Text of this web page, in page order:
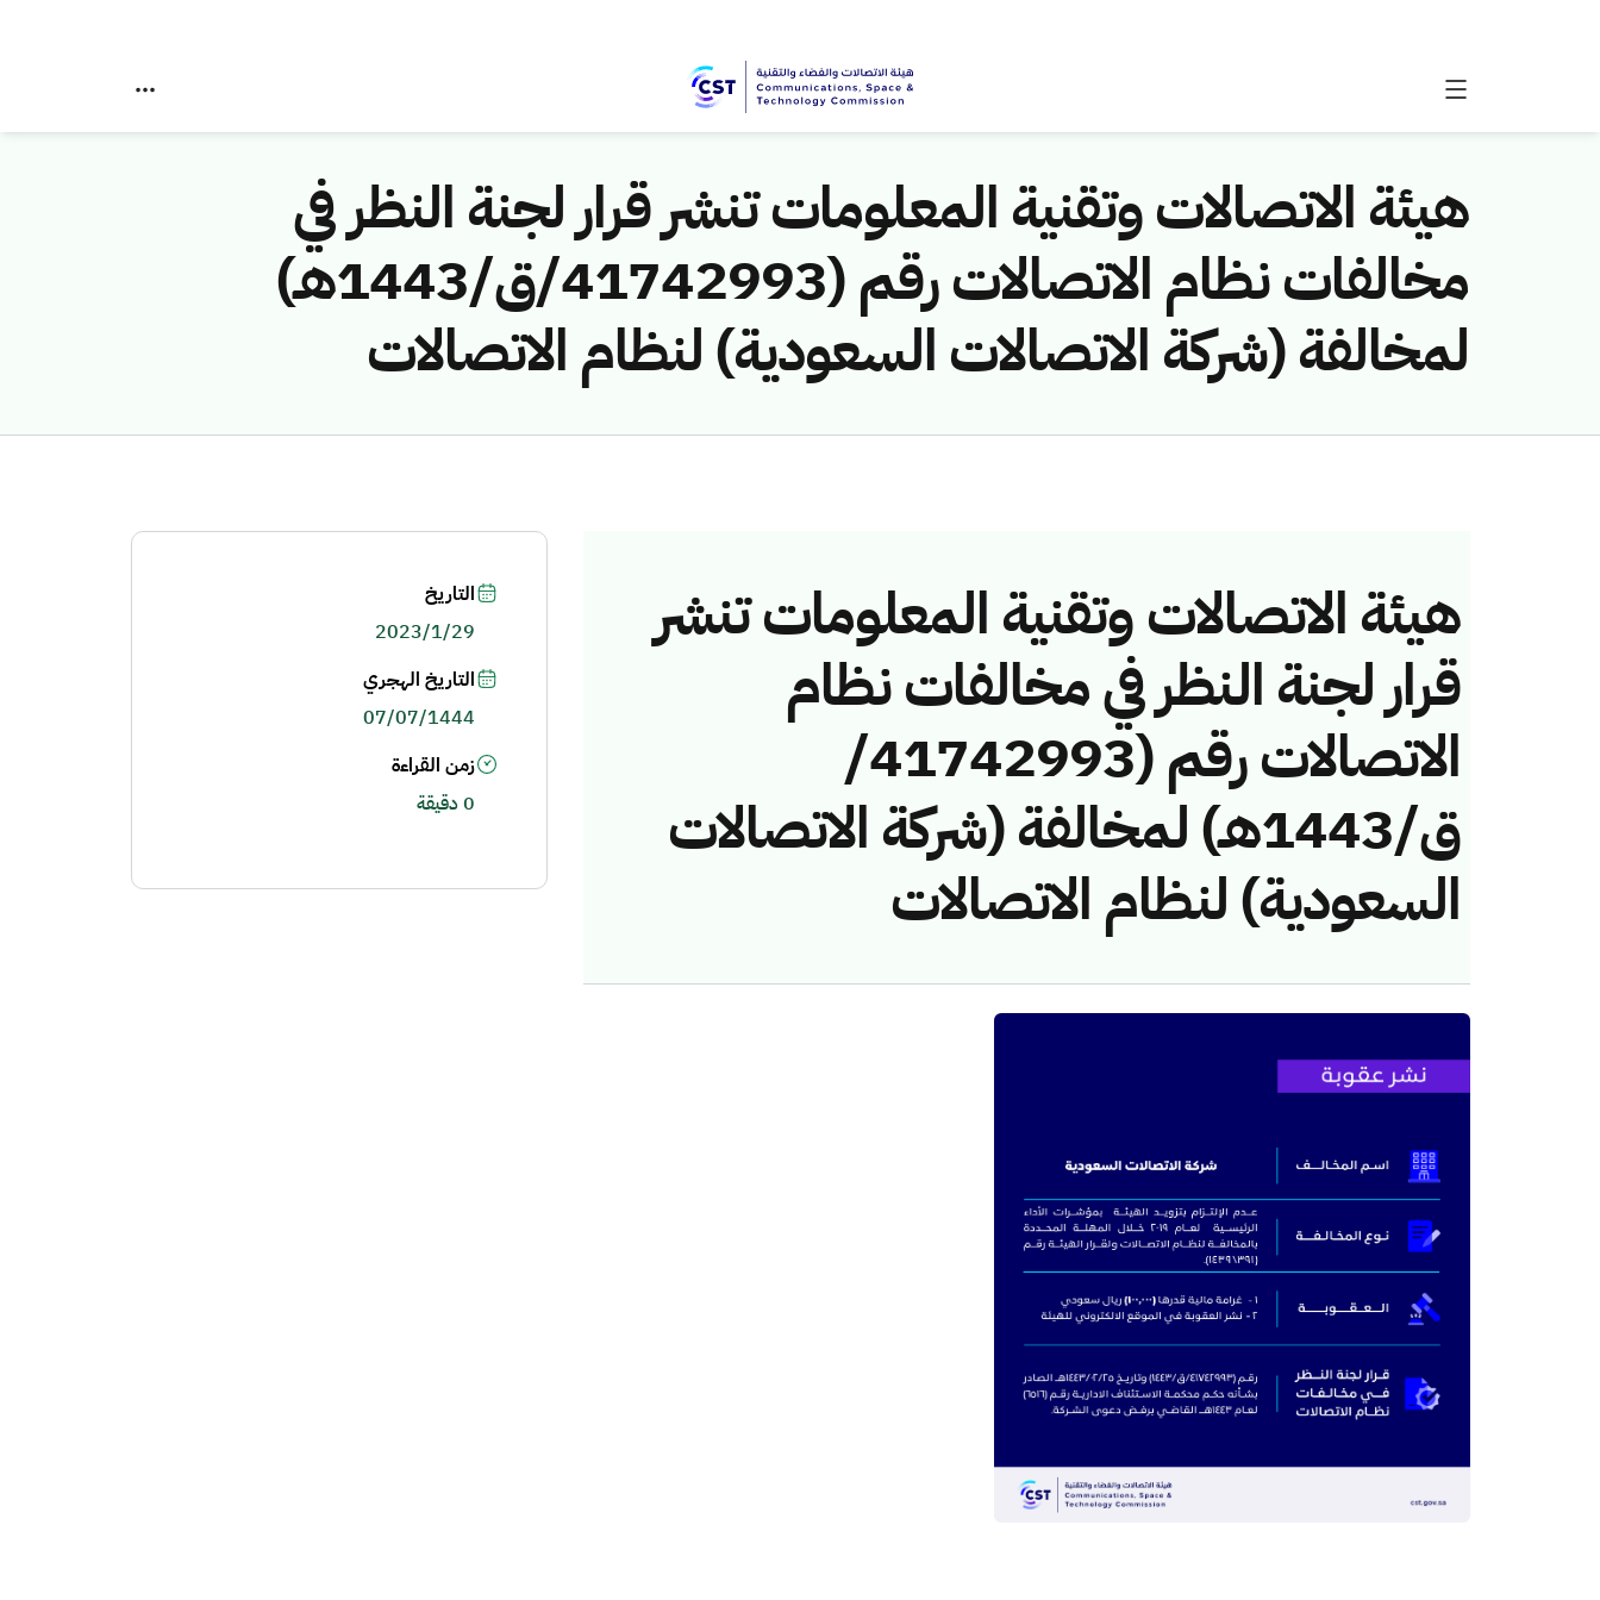
هيئة الاتصالات وتقنية المعلومات تنشر قرار لجنة النظر في
مخالفات نظام الاتصالات رقم (41742993/ق/1443هـ)
لمخالفة (شركة الاتصالات السعودية) لنظام الاتصالات
هيئة الاتصالات وتقنية المعلومات تنشر
قرار لجنة النظر في مخالفات نظام
الاتصالات رقم (41742993/
ق/1443هـ) لمخالفة (شركة الاتصالات
السعودية) لنظام الاتصالات
التاريخ
2023/1/29
التاريخ الهجري
07/07/1444
زمن القراءة
0 دقيقة